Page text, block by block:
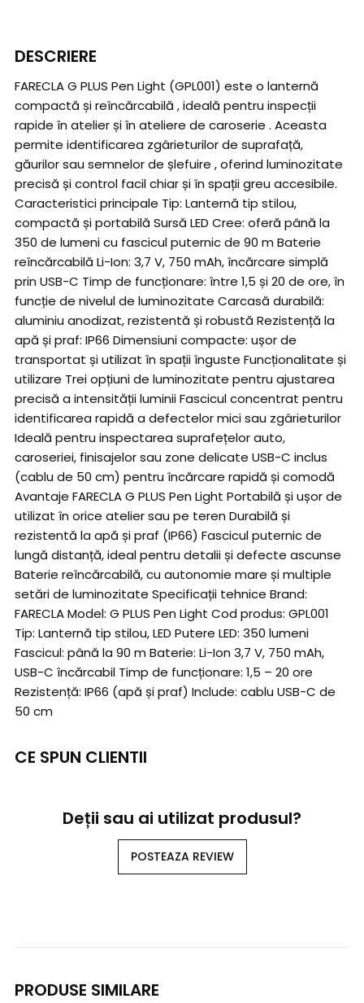
DESCRIERE
FARECLA G PLUS Pen Light (GPL001) este o lanternă
compactă și reîncărcabilă , ideală pentru inspecții
rapide în atelier și în ateliere de caroserie . Aceasta
permite identificarea zgârieturilor de suprafață,
găurilor sau semnelor de șlefuire , oferind luminozitate
precisă și control facil chiar și în spații greu accesibile.
Caracteristici principale Tip: Lanternă tip stilou,
compactă și portabilă Sursă LED Cree: oferă până la
350 de lumeni cu fascicul puternic de 90 m Baterie
reîncărcabilă Li-Ion: 3,7 V, 750 mAh, încărcare simplă
prin USB-C Timp de funcționare: între 1,5 și 20 de ore, în
funcție de nivelul de luminozitate Carcasă durabilă:
aluminiu anodizat, rezistentă și robustă Rezistență la
apă și praf: IP66 Dimensiuni compacte: ușor de
transportat și utilizat în spații înguste Funcționalitate și
utilizare Trei opțiuni de luminozitate pentru ajustarea
precisă a intensității luminii Fascicul concentrat pentru
identificarea rapidă a defectelor mici sau zgârieturilor
Ideală pentru inspectarea suprafețelor auto,
caroseriei, finisajelor sau zone delicate USB-C inclus
(cablu de 50 cm) pentru încărcare rapidă și comodă
Avantaje FARECLA G PLUS Pen Light Portabilă și ușor de
utilizat în orice atelier sau pe teren Durabilă și
rezistentă la apă și praf (IP66) Fascicul puternic de
lungă distanță, ideal pentru detalii și defecte ascunse
Baterie reîncărcabilă, cu autonomie mare și multiple
setări de luminozitate Specificații tehnice Brand:
FARECLA Model: G PLUS Pen Light Cod produs: GPL001
Tip: Lanternă tip stilou, LED Putere LED: 350 lumeni
Fascicul: până la 90 m Baterie: Li-Ion 3,7 V, 750 mAh,
USB-C încărcabil Timp de funcționare: 1,5 – 20 ore
Rezistență: IP66 (apă și praf) Include: cablu USB-C de
50 cm
CE SPUN CLIENTII
Deții sau ai utilizat produsul?
POSTEAZA REVIEW
PRODUSE SIMILARE